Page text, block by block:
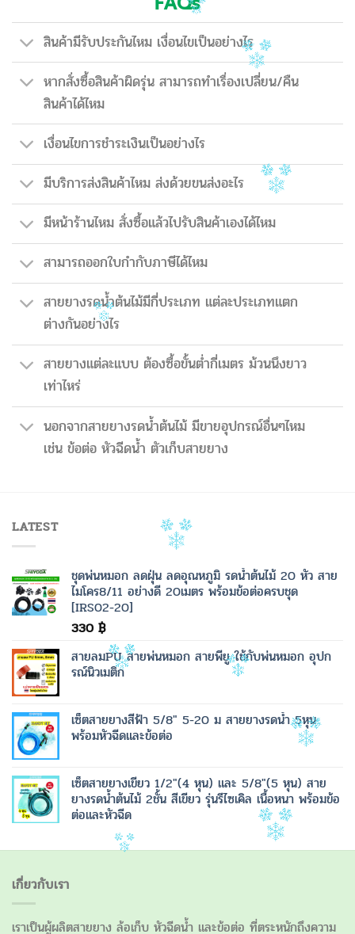
สินค้ามีรับประกันไหม เงื่อนไขเป็นอย่างไร
หากสั่งซื้อสินค้าผิดรุ่น สามารถทำเรื่องเปลี่ยน/คืน
สินค้าได้ไหม
เงื่อนไขการชำระเงินเป็นอย่างไร
มีบริการส่งสินค้าไหม ส่งด้วยขนส่งอะไร
มีหน้าร้านไหม สั่งซื้อแล้วไปรับสินค้าเองได้ไหม
สามารถออกใบกำกับภาษีได้ไหม
สายยางรดน้ำต้นไม้มีกี่ประเภท แต่ละประเภทแตก
ต่างกันอย่างไร
สายยางแต่ละแบบ ต้องซื้อขั้นต่ำกี่เมตร ม้วนนึงยาว
เท่าไหร่
นอกจากสายยางรดน้ำต้นไม้ มีขายอุปกรณ์อื่นๆไหม
เช่น ข้อต่อ หัวฉีดน้ำ ตัวเก็บสายยาง
LATEST
ชุดพ่นหมอก ลดฝุ่น ลดอุณหภูมิ รดน้ำต้นไม้ 20 หัว สาย
ไมโคร8/11 อย่างดี 20เมตร พร้อมข้อต่อครบชุด
[IRS02-20]
330 ฿
สายลมPU สายพ่นหมอก สายพียู ใช้กับพ่นหมอก อุปก
รณ์นิวเมติก
เซ็ตสายยางสีฟ้า 5/8" 5-20 ม สายยางรดน้ำ 5หุน
พร้อมหัวฉีดและข้อต่อ
เซ็ตสายยางเขียว 1/2"(4 หุน) และ 5/8"(5 หุน) สาย
ยางรดน้ำต้นไม้ 2ชั้น สีเขียว รุ่นรีไซเคิล เนื้อหนา พร้อมข้อ
ต่อและหัวฉีด
เกี่ยวกับเรา
เราเป็นผู้ผลิตสายยาง ล้อเก็บ หัวฉีดน้ำ และข้อต่อ ที่ตระหนักถึงความ